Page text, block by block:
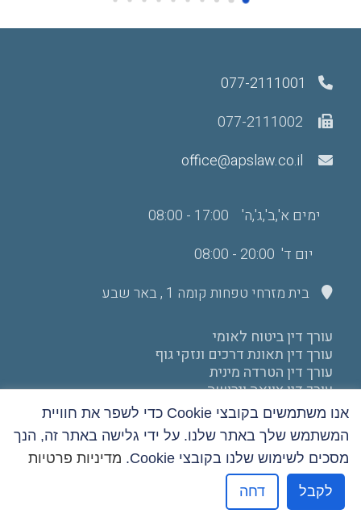
שלימור מלווה אותי במקרה שלי.תודה לימור מקרב לב.
077-2111001
077-2111002
office@apslaw.co.il
ימים א',ב',ג',ה' 17:00 - 08:00
בית מזרחי טפחות קומה 1 , באר שבע
עורך דין ביטוח לאומי
עורך דין תאונת דרכים ונזקי גוף
עורך דין הטרדה מינית
עורך דין צוואה וירושה
עורך דין דיני עבודה
הצהרת נגישות
מדיניות פרטיות
אפיק פרסום בניית אתרים
אנו משתמשים בקובצי Cookie כדי לשפר את חוויית
המשתמש שלך באתר שלנו. על ידי גלישה באתר זה, הנך
מסכים לשימוש שלנו בקובצי Cookie.
מדיניות פרטיות
לקבל דחה